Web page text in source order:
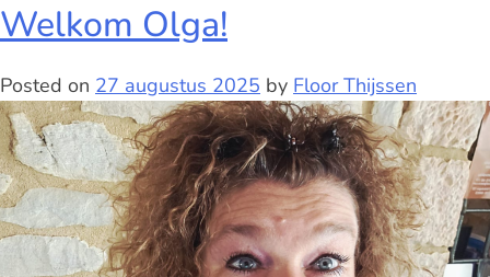
Welkom Olga!
Posted on 27 augustus 2025 by Floor Thijssen